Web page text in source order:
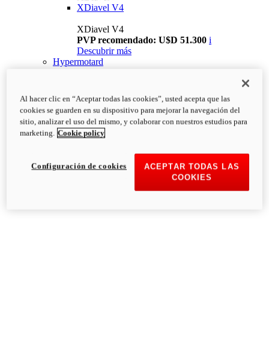
XDiavel V4
XDiavel V4
PVP recomendado: U$D 51.300 i
Descubrir más
Hypermotard
Al hacer clic en “Aceptar todas las cookies”, usted acepta que las
cookies se guarden en su dispositivo para mejorar la navegación del
sitio, analizar el uso del mismo, y colaborar con nuestros estudios para
marketing. Cookie policy
ACEPTAR TODAS LAS
COOKIES
Configuración de cookies